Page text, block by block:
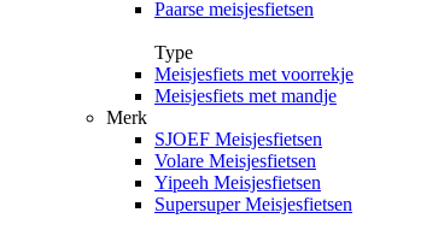
Paarse meisjesfietsen
Type
Meisjesfiets met voorrekje
Meisjesfiets met mandje
Merk
SJOEF Meisjesfietsen
Volare Meisjesfietsen
Yipeeh Meisjesfietsen
Supersuper Meisjesfietsen